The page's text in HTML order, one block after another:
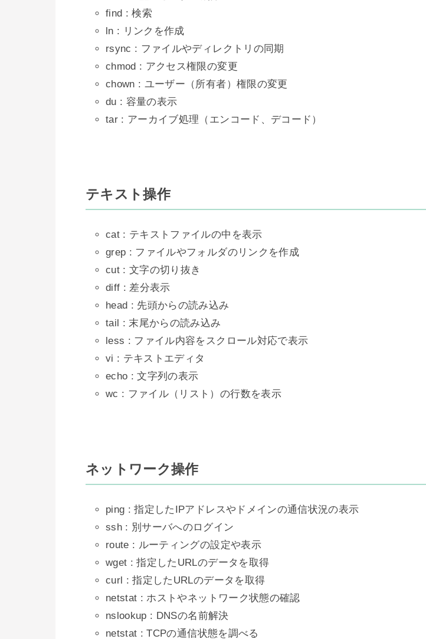
find : 検索
ln : リンクを作成
rsync : ファイルやディレクトリの同期
chmod : アクセス権限の変更
chown : ユーザー（所有者）権限の変更
du : 容量の表示
tar : アーカイブ処理（エンコード、デコード）
テキスト操作
cat : テキストファイルの中を表示
grep : ファイルやフォルダのリンクを作成
cut : 文字の切り抜き
diff : 差分表示
head : 先頭からの読み込み
tail : 末尾からの読み込み
less : ファイル内容をスクロール対応で表示
vi : テキストエディタ
echo : 文字列の表示
wc : ファイル（リスト）の行数を表示
ネットワーク操作
ping : 指定したIPアドレスやドメインの通信状況の表示
ssh : 別サーバへのログイン
route : ルーティングの設定や表示
wget : 指定したURLのデータを取得
curl : 指定したURLのデータを取得
netstat : ホストやネットワーク状態の確認
nslookup : DNSの名前解決
netstat : TCPの通信状態を調べる